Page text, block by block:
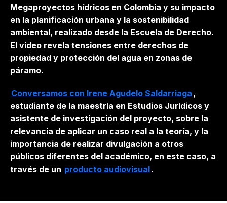
Megaproyectos hídricos en Colombia y su impacto
en la planificación urbana y la sostenibilidad
ambiental, realizado desde la Escuela de Derecho.
El video revela tensiones entre derechos de
propiedad y protección del agua en zonas de
páramo.
Conversamos con Irene Agudelo Saldarriaga ,
estudiante de la maestría en Estudios Jurídicos y
asistente de investigación del proyecto, sobre la
relevancia de aplicar un caso real a la teoría, y la
importancia de realizar divulgación a otros
públicos diferentes del académico, en este caso, a
través de un producto audiovisual.